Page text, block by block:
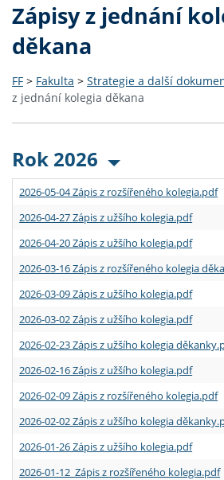
Zápisy z jednání
děkana
FF > Fakulta > Strategie a další
z jednání kolegia děkana
Rok 2026
2026-05-04 Zápis z rozšířeného kolegia.pdf
2026-04-27 Zápis z užšího kolegia.pdf
2026-04-20 Zápis z užšího kolegia.pdf
2026-03-16 Zápis z rozšířeného kolegia
2026-03-09 Zápis z užšího kolegia.pdf
2026-03-02 Zápis z užšího kolegia.pdf
2026-02-23 Zápis z užšího kolegia
2026-02-16 Zápis z užšího kolegia.pdf
2026-02-09 Zápis z rozšířeného kolegia.pdf
2026-02-02 Zápis z užšího kolegia
2026-01-26 Zápis z užšího kolegia.pdf
2026-01-12 Zápis z rozšířeného kolegia.pdf